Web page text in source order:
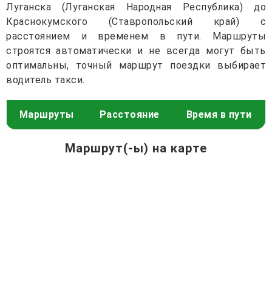
Луганска (Луганская Народная Республика) до
Краснокумского (Ставропольский край) с
расстоянием и временем в пути. Маршруты
строятся автоматически и не всегда могут быть
оптимальны, точный маршрут поездки выбирает
водитель такси.
Маршруты Расстояние Время в пути
Маршрут(-ы) на карте